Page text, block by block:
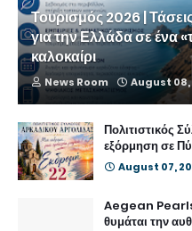
Τουρισμός 2026 |
για την Ελλάδα σε ένα
καλοκαίρι
News Room August 08,
Πολιτιστικός
εξόρμηση σε
August 07,
Aegean Pearls
θυμάται την